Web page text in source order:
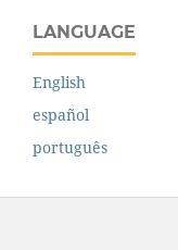
LANGUAGE
English
español
português